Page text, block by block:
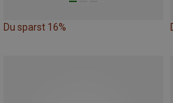
Du sparst 16%